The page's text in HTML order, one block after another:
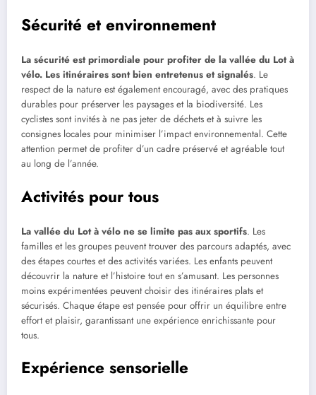
Sécurité et environnement
La sécurité est primordiale pour profiter de la vallée du Lot à
vélo. Les itinéraires sont bien entretenus et signalés. Le
respect de la nature est également encouragé, avec des pratiques
durables pour préserver les paysages et la biodiversité. Les
cyclistes sont invités à ne pas jeter de déchets et à suivre les
consignes locales pour minimiser l’impact environnemental. Cette
attention permet de profiter d’un cadre préservé et agréable tout
au long de l’année.
Activités pour tous
La vallée du Lot à vélo ne se limite pas aux sportifs. Les
familles et les groupes peuvent trouver des parcours adaptés, avec
des étapes courtes et des activités variées. Les enfants peuvent
découvrir la nature et l’histoire tout en s’amusant. Les personnes
moins expérimentées peuvent choisir des itinéraires plats et
sécurisés. Chaque étape est pensée pour offrir un équilibre entre
effort et plaisir, garantissant une expérience enrichissante pour
tous.
Expérience sensorielle